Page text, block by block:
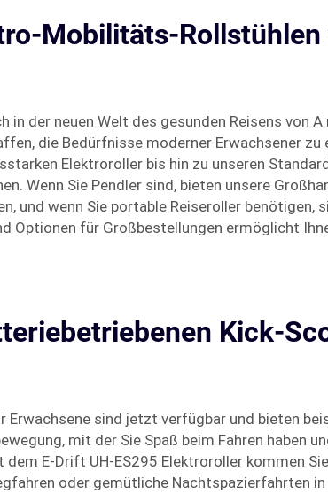
Mobilitäts-
der neuen Welt des gesunden Reisens von A
die Bedürfnisse moderner Erwachsener zu
Elektroroller bis hin zu unseren
Wenn Sie Pendler sind, bieten unsere
und wenn Sie portable Reiseroller benötigen,
Optionen für Großbestellungen ermöglicht
Kick-
sind jetzt verfügbar und bieten
mit der Sie Spaß beim Fahren haben
E-Drift UH-ES295 Elektroroller kommen
oder gemütliche Nachtspazierfahrten